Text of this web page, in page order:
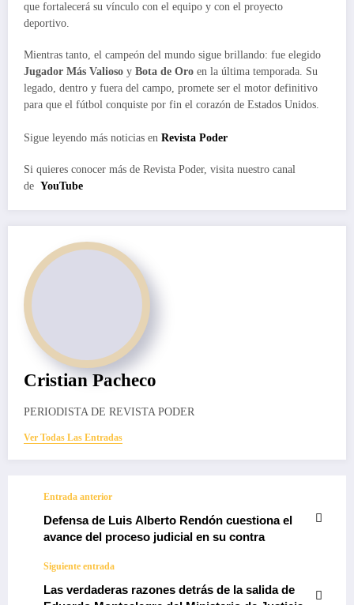
que fortalecerá su vínculo con el equipo y con el proyecto
deportivo.
Mientras tanto, el campeón del mundo sigue brillando: fue elegido
Jugador Más Valioso y Bota de Oro en la última temporada. Su
legado, dentro y fuera del campo, promete ser el motor definitivo
para que el fútbol conquiste por fin el corazón de Estados Unidos.
Sigue leyendo más noticias en Revista Poder
Si quieres conocer más de Revista Poder, visita nuestro canal
de YouTube
Cristian Pacheco
PERIODISTA DE REVISTA PODER
Ver Todas Las Entradas
Entrada anterior
Defensa de Luis Alberto Rendón cuestiona el
avance del proceso judicial en su contra
Siguiente entrada
Las verdaderas razones detrás de la salida de